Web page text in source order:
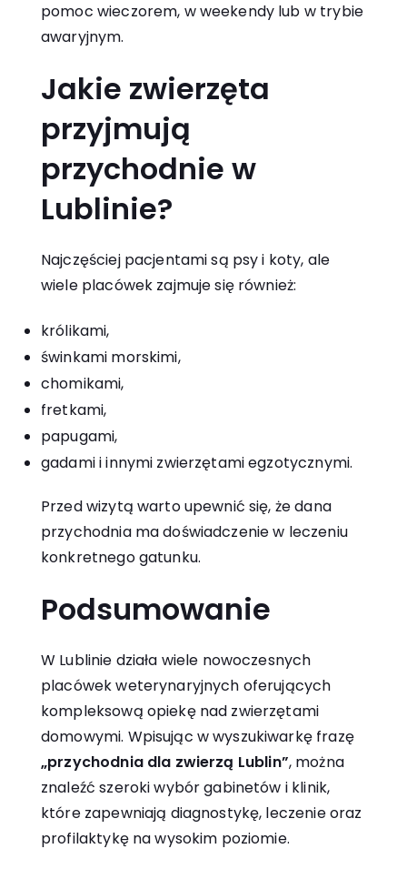
pomoc wieczorem, w weekendy lub w trybie
awaryjnym.
Jakie zwierzęta
przyjmują
przychodnie w
Lublinie?
Najczęściej pacjentami są psy i koty, ale
wiele placówek zajmuje się również:
królikami,
świnkami morskimi,
chomikami,
fretkami,
papugami,
gadami i innymi zwierzętami egzotycznymi.
Przed wizytą warto upewnić się, że dana
przychodnia ma doświadczenie w leczeniu
konkretnego gatunku.
Podsumowanie
W Lublinie działa wiele nowoczesnych
placówek weterynaryjnych oferujących
kompleksową opiekę nad zwierzętami
domowymi. Wpisując w wyszukiwarkę frazę
„przychodnia dla zwierzą Lublin”, można
znaleźć szeroki wybór gabinetów i klinik,
które zapewniają diagnostykę, leczenie oraz
profilaktykę na wysokim poziomie.